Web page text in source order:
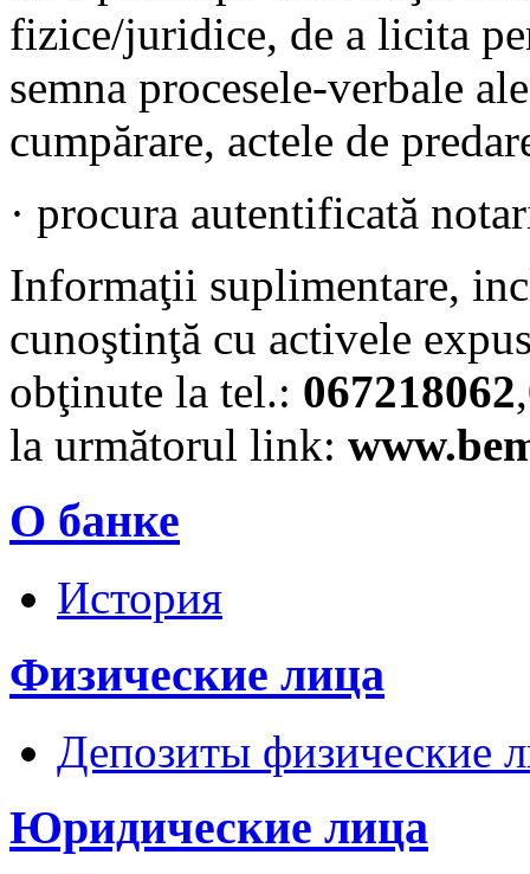
fizice/juridice, de a licita
semna procesele-verbale
cumpărare, actele de
· procura autentificată
Informaţii suplimentare,
cunoştinţă cu activele
obţinute la tel.: 067218062,
la următorul link:
О банке
История
Физические лица
Депозиты физические
Юридические лица